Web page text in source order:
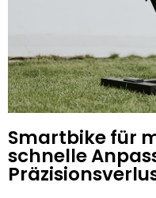
Smartbike für
schnelle